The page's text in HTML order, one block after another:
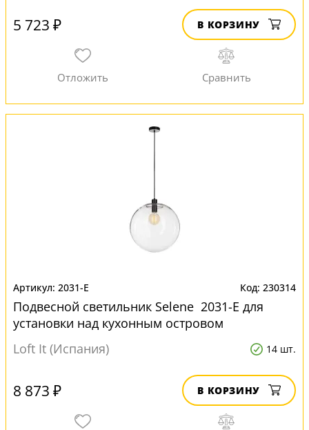
5 723 ₽ В КОРЗИНУ
2031-E 230314
Подвесной светильник Selene 2031-E для
установки над кухонным островом
Loft It (Испания)
14 шт.
8 873 ₽ В КОРЗИНУ